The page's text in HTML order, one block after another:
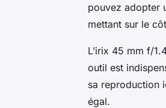
pouvez adopter
mettant sur le
L’irix 45 mm f/
outil est
sa reproduction
égal.